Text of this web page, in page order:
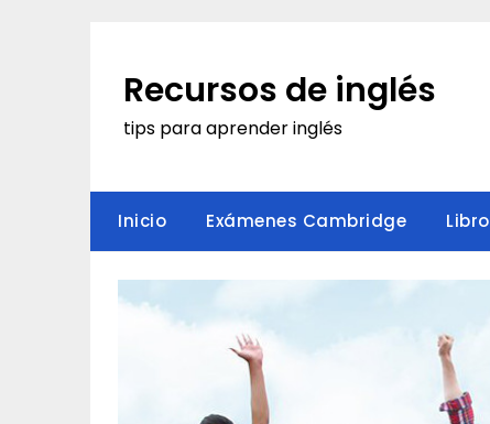
Recursos de inglés
tips para aprender inglés
Inicio Exámenes Cambridge